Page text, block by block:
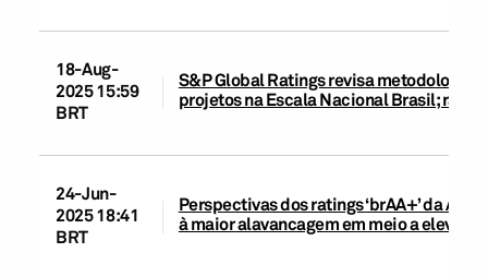
18-Aug-
2025 15:59
BRT
S&P Global Ratings revisa
projetos na Escala Nacional Brasil;
24-Jun-
2025 18:41
BRT
Perspectivas dos ratings ‘brAA+’ da
à maior alavancagem em meio a